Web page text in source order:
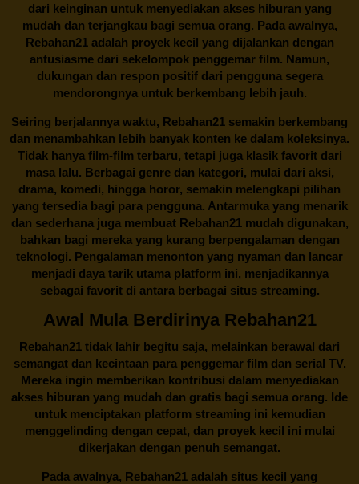
dari keinginan untuk menyediakan akses hiburan yang
mudah dan terjangkau bagi semua orang. Pada awalnya,
Rebahan21 adalah proyek kecil yang dijalankan dengan
antusiasme dari sekelompok penggemar film. Namun,
dukungan dan respon positif dari pengguna segera
mendorongnya untuk berkembang lebih jauh.
Seiring berjalannya waktu, Rebahan21 semakin berkembang
dan menambahkan lebih banyak konten ke dalam koleksinya.
Tidak hanya film-film terbaru, tetapi juga klasik favorit dari
masa lalu. Berbagai genre dan kategori, mulai dari aksi,
drama, komedi, hingga horor, semakin melengkapi pilihan
yang tersedia bagi para pengguna. Antarmuka yang menarik
dan sederhana juga membuatRebahan21mudah digunakan,
bahkan bagi mereka yang kurang berpengalaman dengan
teknologi. Pengalaman menonton yang nyaman dan lancar
menjadi daya tarik utama platform ini, menjadikannya
sebagai favorit di antara berbagai situs streaming.
Awal Mula Berdirinya Rebahan21
Rebahan21 tidak lahir begitu saja, melainkan berawal dari
semangat dan kecintaan para penggemar film dan serial TV.
Mereka ingin memberikan kontribusi dalam menyediakan
akses hiburan yang mudah dan gratis bagi semua orang. Ide
untuk menciptakan platform streaming ini kemudian
menggelinding dengan cepat, dan proyek kecil ini mulai
dikerjakan dengan penuh semangat.
Pada awalnya, Rebahan21 adalah situs kecil yang